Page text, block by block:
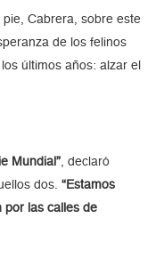
Cabrera, sobre este
de los felinos
últimos años: alzar el
Mundial”, declaró
dos.“Estamos
por las calles de